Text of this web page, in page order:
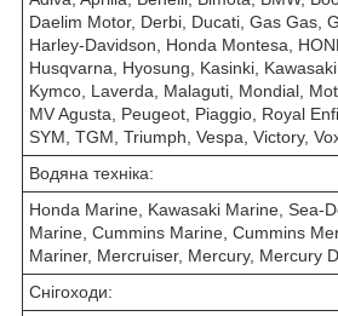
Daelim Motor, Derbi, Ducati, Gas Gas,
Harley-Davidson, Honda Montesa,
Husqvarna, Hyosung, Kasinki,
Kymco, Laverda, Malaguti, Mondial,
MV Agusta, Peugeot, Piaggio, Royal
SYM, TGM, Triumph, Vespa, Victory,
Водяна техніка:
Honda Marine, Kawasaki Marine, Sea-
Marine, Cummins Marine, Cummins
Mariner, Mercruiser, Mercury, Mercury
Снігоходи: